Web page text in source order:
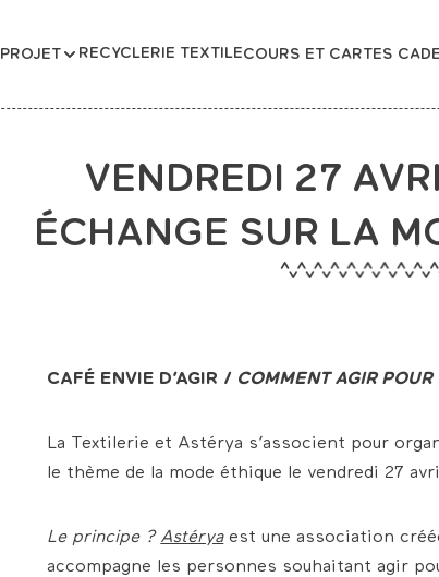
PROJET RECYCLERIE TEXTILECOURS ET CARTES
VENDREDI 27
ÉCHANGE SUR LA
CAFÉ ENVIE D’AGIR / COMMENT AGIR
La Textilerie et Astérya s’associent pour
le thème de la mode éthique le vendredi 27
Le principe ? Astérya est une association
accompagne les personnes souhaitant agir